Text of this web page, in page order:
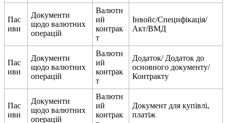
Пас
иви
Документи
щодо валютних
операцій
Валютн
ий
контрак
т
Інвойс/Специфікація/
Акт/ВМД
Пас
иви
Документи
щодо валютних
операцій
Валютн
ий
контрак
т
Додаток/ Додаток до
основного документу/
Контракту
Пас
иви
Документи
щодо валютних
операцій
Валютн
ий
контрак
Документ для купівлі,
платіж